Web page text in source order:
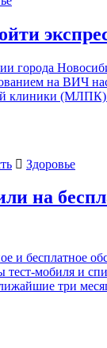
города
на ВИЧ
клиники
Здоровье
на
и бесплатное
мобиля и
три